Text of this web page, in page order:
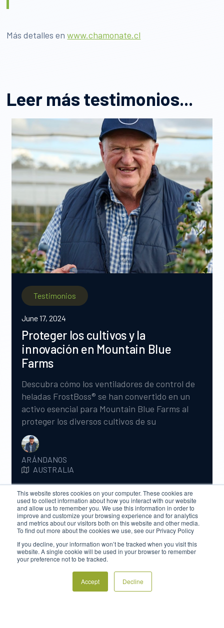
This website stores cookies on your computer. These cookies are
used to collect information about how you interact with our website
and allow us to remember you. We use this information in order to
improve and customize your browsing experience and for analytics
and metrics about our visitors both on this website and other media.
To find out more about the cookies we use, see our Privacy Policy
If you decline, your information won’t be tracked when you visit this
website. A single cookie will be used in your browser to remember
your preference not to be tracked.
Accept Decline
Más detalles enwww.chamonate.cl
Leer más testimonios...
Testimonios
June 17, 2024
Proteger los cultivos y la
innovación en Mountain Blue
Farms
Descubra cómo los ventiladores de control de
heladas FrostBoss® se han convertido en un
activo esencial para Mountain Blue Farms al
proteger los diversos cultivos de su
explotación agrícola River Run de los daños
provocados por las heladas.
ARÁNDANOS
AUSTRALIA